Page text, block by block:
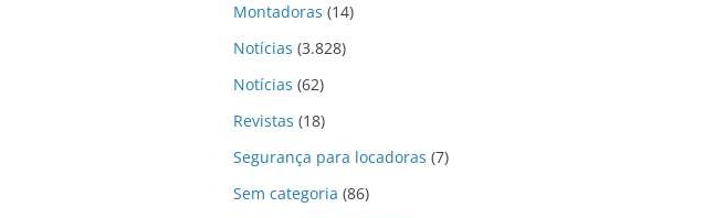
Montadoras (14)
Notícias (3.828)
Notícias (62)
Revistas (18)
Segurança para locadoras (7)
Sem categoria (86)